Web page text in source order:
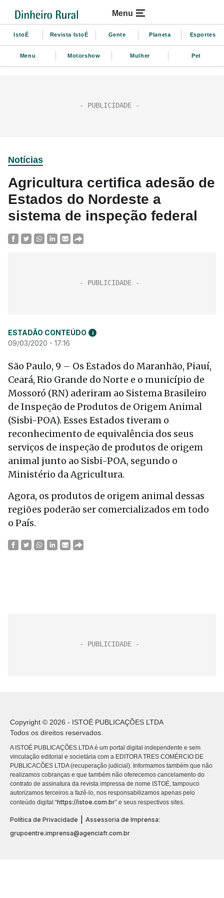
Menu
IstoÉ Revista IstoÉ Gente Planeta Esportes
Menu Motorshow Mulher Pet
Notícias
Agricultura certifica adesão de
Estados do Nordeste a
sistema de inspeção federal
ESTADÃO CONTEÚDO i
09/03/2020 - 17:16
São Paulo, 9 – Os Estados do Maranhão, Piauí,
Ceará, Rio Grande do Norte e o município de
Mossoró (RN) aderiram ao Sistema Brasileiro
de Inspeção de Produtos de Origem Animal
(Sisbi-POA). Esses Estados tiveram o
reconhecimento de equivalência dos seus
serviços de inspeção de produtos de origem
animal junto ao Sisbi-POA, segundo o
Ministério da Agricultura.
Agora, os produtos de origem animal dessas
regiões poderão ser comercializados em todo
o País.
Copyright © 2026 - ISTOÉ PUBLICAÇÕES LTDA
Todos os direitos reservados.
A ISTOÉ PUBLICAÇÕES LTDA é um portal digital independente e sem
vinculação editorial e societária com a EDITORA TRES COMÉRCIO DE
PUBLICACÕES LTDA (recuperação judicial). Informamos também que não
realizamos cobranças e que também não oferecemos cancelamento do
contrato de assinatura da revista impressa de nome ISTOÉ, tampouco
autorizamos terceiros a fazê-lo, nos responsabilizamos apenas pelo
conteúdo digital “https://istoe.com.br” e seus respectivos sites.
Política de Privacidade
Assessoria de Imprensa:
grupoentre.imprensa@agenciafr.com.br